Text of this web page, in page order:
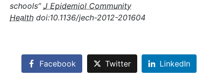
schools” J Epidemiol Community
Health doi:10.1136/jech-2012-201604
Facebook Twitter LinkedIn